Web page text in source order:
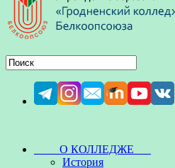
О КОЛЛЕДЖЕ
История